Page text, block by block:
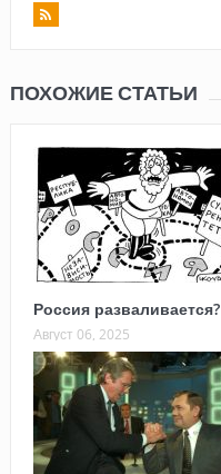
ПОХОЖИЕ СТАТЬИ
Россия разваливается?
Август 06, 2025